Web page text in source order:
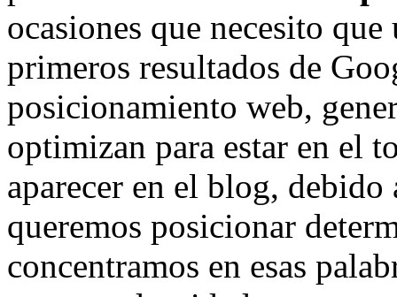
ocasiones que necesito
primeros resultados de
posicionamiento web,
optimizan para estar en el
aparecer en el blog,
queremos posicionar
concentramos en esas